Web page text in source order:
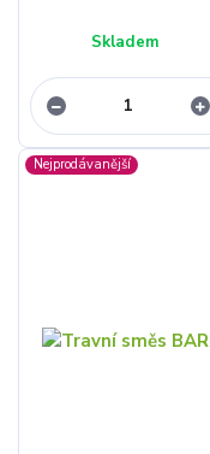
Skladem
Nejprodávanější